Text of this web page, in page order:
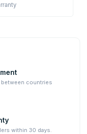
countries
within 30 days.